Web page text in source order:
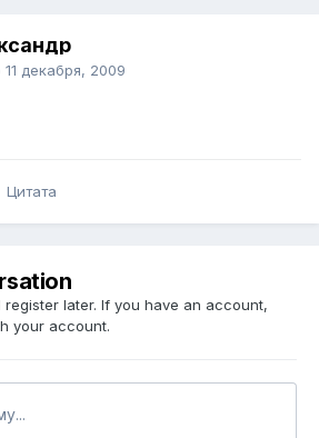
11 декабря, 2009
Цитата
later. If you have an account,
your account.